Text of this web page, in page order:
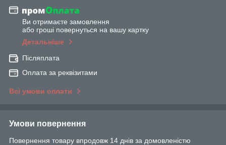
Ви отримаєте замовлення
або гроші повернуться на вашу картку
Детальніше
Післяплата
Оплата за реквізитами
Всі умови оплати
Умови повернення
Повернення товару впродовж 14 днів за домовленістю